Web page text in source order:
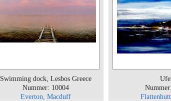
Swimming dock, Lesbos Greece
Nummer: 10004
Everton, Macduff